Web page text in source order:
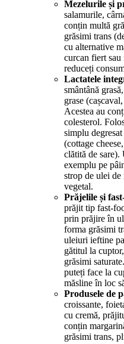
Mezelurile și
salamurile,
conțin multă
grăsimi trans
cu alternative
curcan fiert sau
reduceți
Lactatele
smântână
grase
Acestea au
colesterol.
simplu
(cottage
clătită de
exemplu pe
strop de ulei
vegetal.
Prăjelile și
prăjit tip fast-
prin prăjire în
forma grăsimi
uleiuri ieftine
gătitul la
grăsimi
puteți face la
măsline în loc
Produsele de
croissante,
cu cremă,
conțin
grăsimi trans,